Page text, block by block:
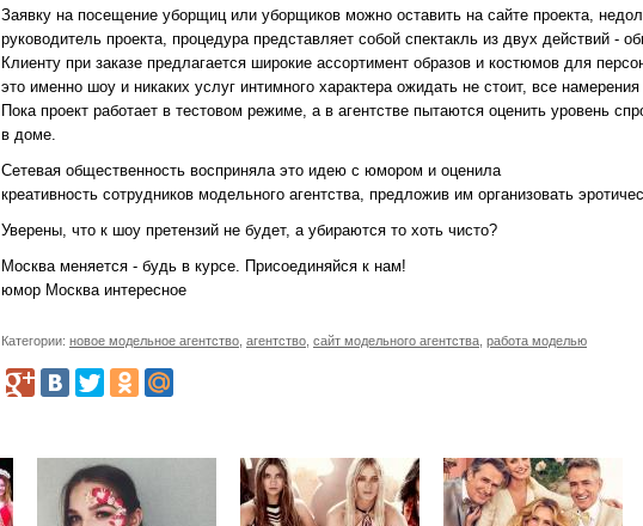
Заявку на посещение уборщиц или уборщиков можно оставить на сайте проекта,
руководитель проекта, процедура представляет собой спектакль из двух действий -
Клиенту при заказе предлагается широкие ассортимент образов и костюмов для
это именно шоу и никаких услуг интимного характера ожидать не стоит, все
Пока проект работает в тестовом режиме, а в агентстве пытаются оценить уровень
в доме.
Сетевая общественность восприняла это идею с юмором и оценила
креативность сотрудников модельного агентства, предложив им организовать
Уверены, что к шоу претензий не будет, а убираются то хоть чисто?
Москва меняется - будь в курсе. Присоединяйся к нам!
юмор Москва интересное
Категории: новое модельное агентство агентство сайт модельного агентства работа моделью